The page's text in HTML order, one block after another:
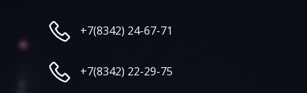
+7(8342) 24-67-71
+7(8342) 22-29-75